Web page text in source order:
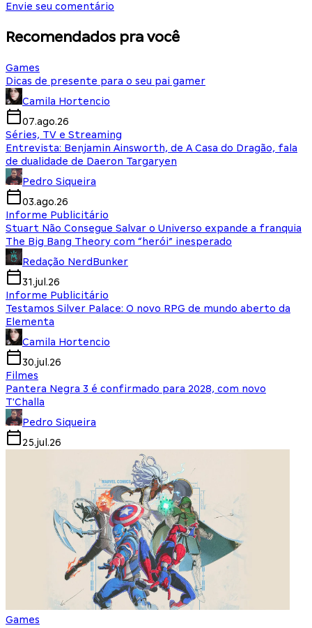
Envie seu comentário
Recomendados pra você
Games
Dicas de presente para o seu pai gamer
Camila Hortencio
07.ago.26
Séries, TV e Streaming
Entrevista: Benjamin Ainsworth, de A Casa do Dragão, fala
de dualidade de Daeron Targaryen
Pedro Siqueira
03.ago.26
Informe Publicitário
Stuart Não Consegue Salvar o Universo expande a franquia
The Big Bang Theory com “herói” inesperado
Redação NerdBunker
31.jul.26
Informe Publicitário
Testamos Silver Palace: O novo RPG de mundo aberto da
Elementa
Camila Hortencio
30.jul.26
Filmes
Pantera Negra 3 é confirmado para 2028, com novo
T'Challa
Pedro Siqueira
25.jul.26
Games